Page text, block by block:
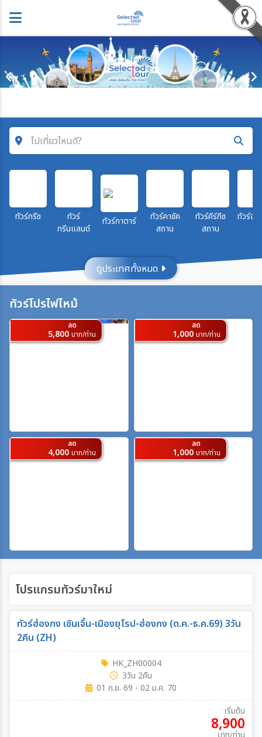
ไปเที่ยวไหนดี?
ค้นหาโปรแกรมทัวร์
คำค้นหา
ประเทศ
ระหว่าง
ทัวร์กรีซ
ทัวร์
กรีนแลนด์
ทัวร์กาตาร์
ทัวร์คาซัค
สถาน
ทัวร์คีร์กีซ
สถาน
ทัวร์จอ
ดูประเทศทั้งหมด
ทัวร์โปรไฟไหม้
ลด
5,800 บาท/ท่าน
ลด
1,000 บาท/ท่าน
ลด
4,000 บาท/ท่าน
ลด
1,000 บาท/ท่าน
โปรแกรมทัวร์มาใหม่
ทัวร์ฮ่องกง เซินเจิ้น-เมืองยุโรป-ฮ่องกง (ต.ค.-ธ.ค.69) 3วัน
2คืน (ZH)
HK_ZH00004
3วัน 2คืน
01 ก.ย. 69 - 02 ม.ค. 70
เริ่มต้น
8,900